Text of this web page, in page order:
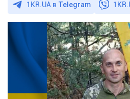
1KR.UA в Telegram